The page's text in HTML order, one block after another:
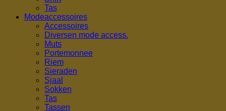
Tas
Modeaccessoires
Accessoires
Diversen mode access.
Muts
Portemonnee
Riem
Sieraden
Sjaal
Sokken
Tas
Tassen